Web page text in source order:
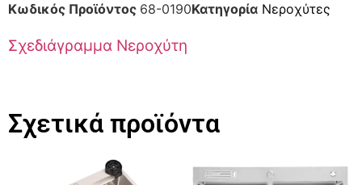
Κωδικός Προϊόντος 68-0190Κατηγορία Νεροχύτες
Σχεδιάγραμμα Νεροχύτη
Σχετικά προϊόντα